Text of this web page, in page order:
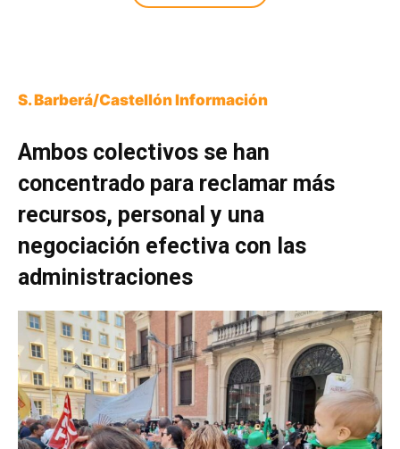
S. Barberá/Castellón Información
Ambos colectivos se han
concentrado para reclamar más
recursos, personal y una
negociación efectiva con las
administraciones